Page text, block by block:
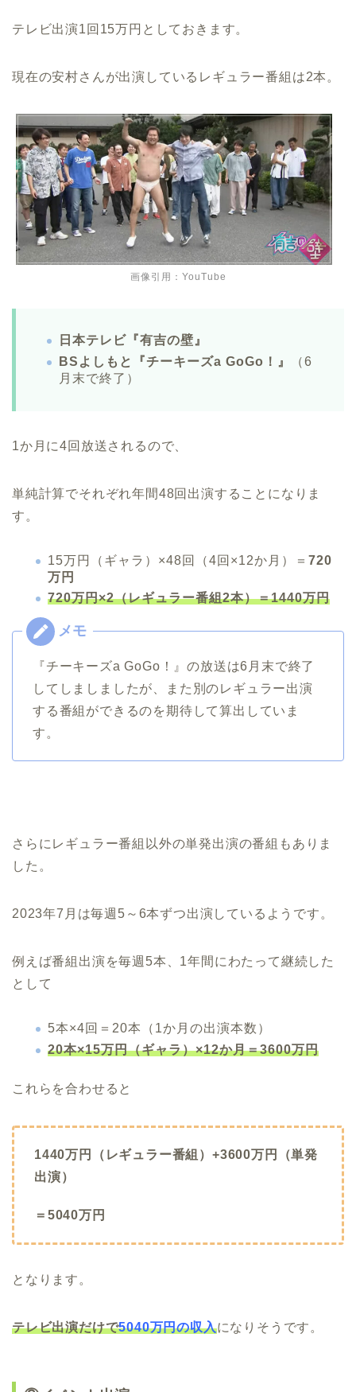
テレビ出演1回15万円としておきます。
現在の安村さんが出演しているレギュラー番組は2本。
画像引用：YouTube
日本テレビ『有吉の壁』
BSよしもと『チーキーズa GoGo！』
（6
月末で終了）
1か月に4回放送されるので、
単純計算でそれぞれ年間48回出演することになりま
す。
15万円（ギャラ）×48回（4回×12か月）＝ 720
万円
720万円×2（レギュラー番組2本）＝1440万円
『チーキーズa GoGo！』の放送は6月末で終了
してしましましたが、また別のレギュラー出演
する番組ができるのを期待して算出していま
す。
さらにレギュラー番組以外の単発出演の番組もありま
した。
2023年7月は毎週5～6本ずつ出演しているようです。
例えば番組出演を毎週5本、1年間にわたって継続した
として
5本×4回＝20本（1か月の出演本数）
20本×15万円（ギャラ）×12か月＝3600万円
これらを合わせると
1440万円（レギュラー番組）+3600万円（単発
出演）
＝5040万円
となります。
テレビ出演だけで5040万円の収入になりそうです。